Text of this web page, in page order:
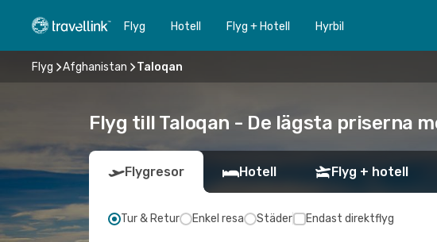
Flyg Hotell Flyg + Hotell Hyrbil
Flyg Afghanistan Taloqan
Flyg till Taloqan - De lägsta priserna
Flygresor Hotell Flyg + hotell
Tur & Retur Enkel resa Städer Endast direktflyg